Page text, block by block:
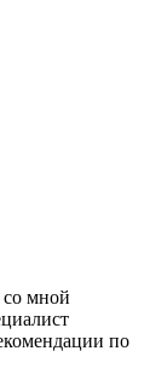
со мной
по